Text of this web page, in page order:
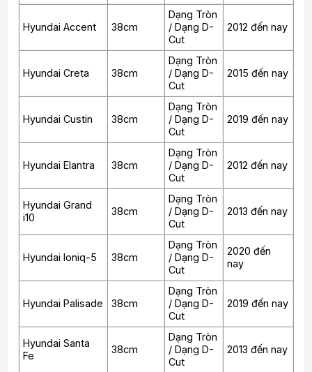
Hyundai Accent 38cm
Dạng Tròn
/ Dạng D-
Cut
2012 đến nay
Hyundai Creta 38cm
Dạng Tròn
/ Dạng D-
Cut
2015 đến nay
Hyundai Custin 38cm
Dạng Tròn
/ Dạng D-
Cut
2019 đến nay
Hyundai Elantra 38cm
Dạng Tròn
/ Dạng D-
Cut
2012 đến nay
Hyundai Grand
i10
38cm
Dạng Tròn
/ Dạng D-
Cut
2013 đến nay
Hyundai Ioniq-5 38cm
Dạng Tròn
/ Dạng D-
Cut
2020 đến
nay
Hyundai Palisade 38cm
Dạng Tròn
/ Dạng D-
Cut
2019 đến nay
Hyundai Santa
Fe
38cm
Dạng Tròn
/ Dạng D-
Cut
2013 đến nay